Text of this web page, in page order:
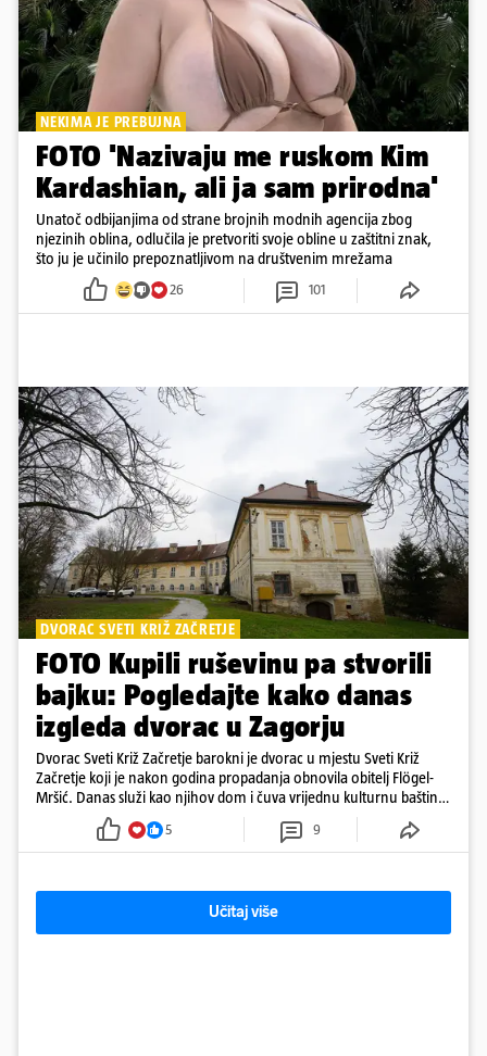
NEKIMA JE PREBUJNA
FOTO 'Nazivaju me ruskom Kim
Kardashian, ali ja sam prirodna'
Unatoč odbijanjima od strane brojnih modnih agencija zbog
njezinih oblina, odlučila je pretvoriti svoje obline u zaštitni znak,
što ju je učinilo prepoznatljivom na društvenim mrežama
26 101
DVORAC SVETI KRIŽ ZAČRETJE
FOTO Kupili ruševinu pa stvorili
bajku: Pogledajte kako danas
izgleda dvorac u Zagorju
Dvorac Sveti Križ Začretje barokni je dvorac u mjestu Sveti Križ
Začretje koji je nakon godina propadanja obnovila obitelj Flögel-
Mršić. Danas služi kao njihov dom i čuva vrijednu kulturnu baštinu
davno zaboravljenog vremena
5 9
Učitaj više